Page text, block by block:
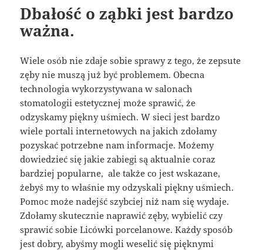
Dbałość o ząbki jest bardzo
ważna.
Wiele osób nie zdaje sobie sprawy z tego, że zepsute
zęby nie muszą już być problemem. Obecna
technologia wykorzystywana w salonach
stomatologii estetycznej może sprawić, że
odzyskamy piękny uśmiech. W sieci jest bardzo
wiele portali internetowych na jakich zdołamy
pozyskać potrzebne nam informacje. Możemy
dowiedzieć się jakie zabiegi są aktualnie coraz
bardziej popularne, ale także co jest wskazane,
żebyś my to właśnie my odzyskali piękny uśmiech.
Pomoc może nadejść szybciej niż nam się wydaje.
Zdołamy skutecznie naprawić zęby, wybielić czy
sprawić sobie Licówki porcelanowe. Każdy sposób
jest dobry, abyśmy mogli weselić się pięknymi